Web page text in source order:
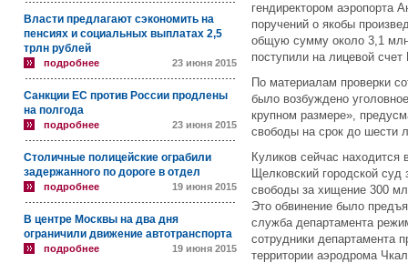
Власти предлагают сэкономить на
пенсиях и социальных выплатах 2,5
трлн рублей
подробнее 23 июня 2015
Санкции ЕС против России продлены
на полгода
подробнее 23 июня 2015
Столичные полицейские ограбили
задержанного по дороге в отдел
подробнее 19 июня 2015
В центре Москвы на два дня
ограничили движение автотранспорта
подробнее 19 июня 2015
гендиректором аэропорта
поручений о якобы
общую сумму около 3,1
поступили на лицевой
По материалам проверки
было возбуждено
крупном размере»,
свободы на срок до шести
Куликов сейчас находится
Щелковский городской суд
свободы за хищение 300
Это обвинение было
служба департамента
сотрудники департамента
территории аэродрома